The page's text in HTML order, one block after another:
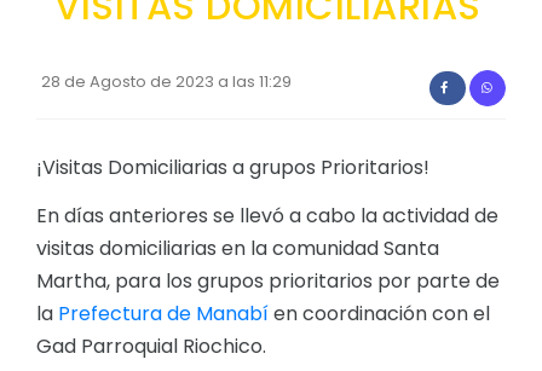
GESTIÓN ADMINISTRATIVA
Plan Anual Contratación - PAC
Plan Operativo Anual - POA
Convenios Institucionales
PRESUPUESTO: EJECUCIÓN Y REPORTES
Cédulas presupuestarias y balances
28 de Agosto de 2023 a las 11:29
¡Visitas Domiciliarias a grupos Prioritarios!
En días anteriores se llevó a cabo la actividad de
visitas domiciliarias en la comunidad Santa
Martha, para los grupos prioritarios por parte de
la Prefectura de Manabíen coordinación con el
Gad Parroquial Riochico.